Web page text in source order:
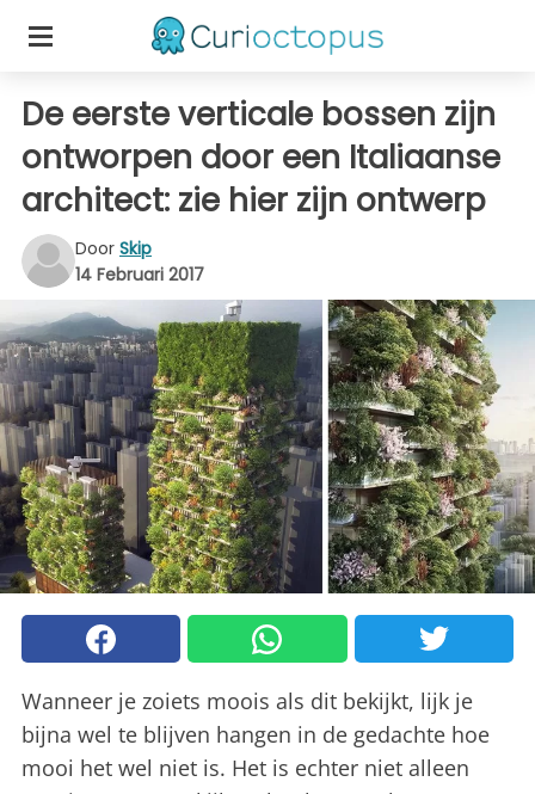
De eerste verticale bossen zijn
ontworpen door een Italiaanse
architect: zie hier zijn ontwerp
Door Skip
14 Februari 2017
Wanneer je zoiets moois als dit bekijkt, lijk je
bijna wel te blijven hangen in de gedachte hoe
mooi het wel niet is. Het is echter niet alleen